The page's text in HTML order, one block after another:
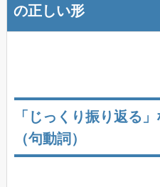
の正しい形
「じっくり振り返る
（句動詞）